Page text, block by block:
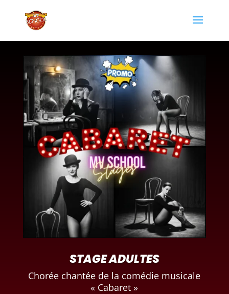
STAGE ADULTES
Chorée chantée de la comédie musicale
« Cabaret »